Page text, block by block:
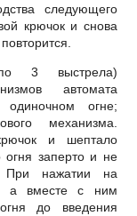
следующего
крючок и снова
3 выстрела)
автомата
одиночном огне;
механизма.
и шептало
огня заперто и не
При нажатии на
а вместе с ним
до введения